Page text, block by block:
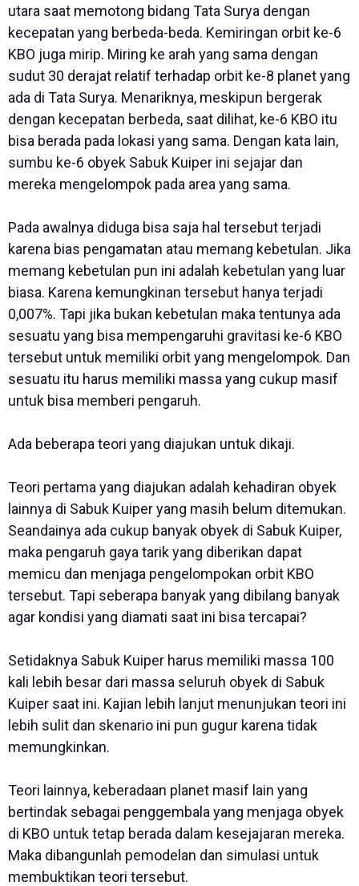
utara saat memotong bidang Tata Surya dengan
kecepatan yang berbeda-beda. Kemiringan orbit ke-6
KBO juga mirip. Miring ke arah yang sama dengan
sudut 30 derajat relatif terhadap orbit ke-8 planet yang
ada di Tata Surya. Menariknya, meskipun bergerak
dengan kecepatan berbeda, saat dilihat, ke-6 KBO itu
bisa berada pada lokasi yang sama. Dengan kata lain,
sumbu ke-6 obyek Sabuk Kuiper ini sejajar dan
mereka mengelompok pada area yang sama.
Pada awalnya diduga bisa saja hal tersebut terjadi
karena bias pengamatan atau memang kebetulan. Jika
memang kebetulan pun ini adalah kebetulan yang luar
biasa. Karena kemungkinan tersebut hanya terjadi
0,007%. Tapi jika bukan kebetulan maka tentunya ada
sesuatu yang bisa mempengaruhi gravitasi ke-6 KBO
tersebut untuk memiliki orbit yang mengelompok. Dan
sesuatu itu harus memiliki massa yang cukup masif
untuk bisa memberi pengaruh.
Ada beberapa teori yang diajukan untuk dikaji.
Teori pertama yang diajukan adalah kehadiran obyek
lainnya di Sabuk Kuiper yang masih belum ditemukan.
Seandainya ada cukup banyak obyek di Sabuk Kuiper,
maka pengaruh gaya tarik yang diberikan dapat
memicu dan menjaga pengelompokan orbit KBO
tersebut. Tapi seberapa banyak yang dibilang banyak
agar kondisi yang diamati saat ini bisa tercapai?
Setidaknya Sabuk Kuiper harus memiliki massa 100
kali lebih besar dari massa seluruh obyek di Sabuk
Kuiper saat ini. Kajian lebih lanjut menunjukan teori ini
lebih sulit dan skenario ini pun gugur karena tidak
memungkinkan.
Teori lainnya, keberadaan planet masif lain yang
bertindak sebagai penggembala yang menjaga obyek
di KBO untuk tetap berada dalam kesejajaran mereka.
Maka dibangunlah pemodelan dan simulasi untuk
membuktikan teori tersebut.